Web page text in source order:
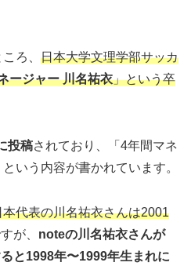
ろ、 日本大学文理学部サッカ
ージャー 川名祐衣」という卒
投稿されており、「4年間マネ
いう内容が書かれています。
代表の川名祐衣さんは2001
が、 noteの川名祐衣さんが
と1998年〜1999年生まれに